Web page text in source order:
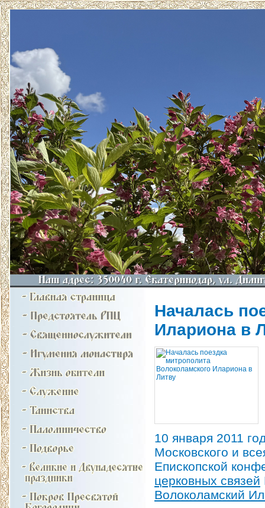
Началась
Илариона в
10 января 2011
Московского и
Епископской
церковных связей
Волоколамский